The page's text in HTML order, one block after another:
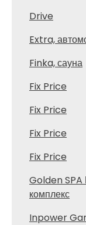
Drive
Extra,
Finka, сауна
Fix Price
Fix Price
Fix Price
Fix Price
Golden SPA
комплекс
Inpower